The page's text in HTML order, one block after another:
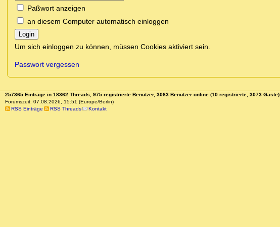
Paßwort anzeigen
an diesem Computer automatisch einloggen
Login
Um sich einloggen zu können, müssen Cookies aktiviert sein.
Passwort vergessen
257365 Einträge in 18362 Threads, 975 registrierte Benutzer, 3083 Benutzer online (10 registrierte, 3073 Gäste)
Forumszeit: 07.08.2026, 15:51 (Europe/Berlin)
RSS Einträge
RSS Threads Kontakt